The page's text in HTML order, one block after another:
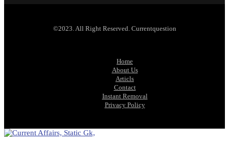
©2023. All Right Reserved. Currentquestion
Home
About Us
Articls
Contact
Instant Removal
Privacy Policy